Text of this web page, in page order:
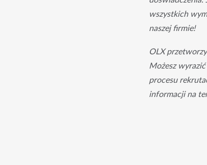
wszystkich
naszej firmie!
OLX
Możesz
procesu
informacji na